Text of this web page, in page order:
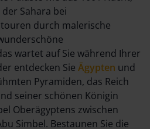
Sahara bei
durch malerische
wartet auf Sie während Ihrer
entdecken Sie Ägypten und
Pyramiden, das Reich
seiner schönen Königin
Oberägyptens zwischen
Simbel. Bestaunen Sie die